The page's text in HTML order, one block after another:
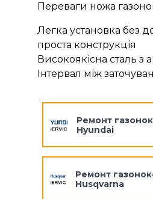
Переваги ножа
Легка установка без
проста конструкція
Високоякісна сталь з
Інтервал між
Ремонт
Hyundai
Ремонт
Husqvarna